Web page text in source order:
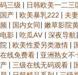
码三级 | 日韩欧美一二三
国产 | 欧美暴乳222 | 夫
频 | 国内女同| 嫩草影院
电影 | 吃瓜AV | 深夜导航|
院 | 欧美性爱另类激情 |
在线免费看 | 亚洲熟女不
产 | 三级在线无码观看 |